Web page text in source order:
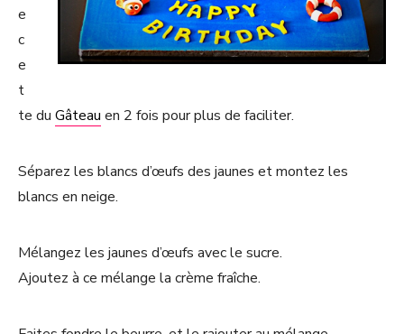
e
c
e
t
te du Gâteau en 2 fois pour plus de faciliter.
Séparez les blancs d’œufs des jaunes et montez les
blancs en neige.
Mélangez les jaunes d’œufs avec le sucre.
Ajoutez à ce mélange la crème fraîche.